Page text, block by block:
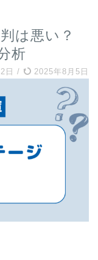
は悪い？
析
日 / 2025年8月5日